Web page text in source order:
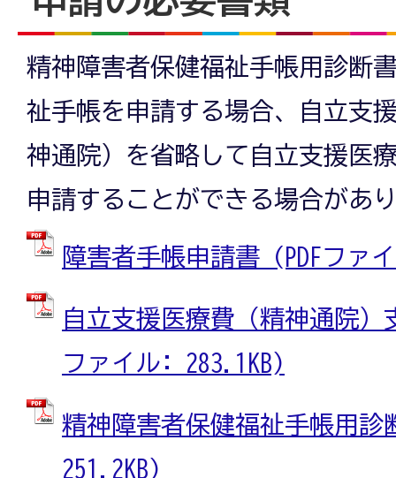
精神障害者保健福祉手帳用診断
祉手帳を申請する場合、自立支
神通院）を省略して自立支援医
申請することができる場合があ
障害者手帳申請書 (PDFファ
自立支援医療費（精神通院）
ファイル: 283.1KB)
精神障害者保健福祉手帳用診
251.2KB)